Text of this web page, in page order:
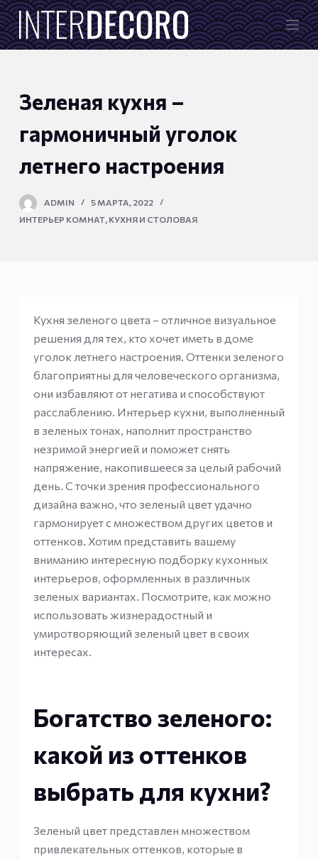
П
е
р
и
Зеленая кухня –
гармоничный уголок
летнего настроения
ADMIN
5 МАРТА, 2022
ИНТЕРЬЕР КОМНАТ, КУХНЯ И СТОЛОВАЯ
Кухня зеленого цвета – отличное визуальное
решения для тех, кто хочет иметь в доме
уголок летнего настроения. Оттенки зеленого
благоприятны для человеческого организма,
они избавляют от негатива и способствуют
расслаблению. Интерьер кухни, выполненный
в зеленых тонах, наполнит пространство
незримой энергией и поможет снять
напряжение, накопившееся за целый рабочий
день. С точки зрения профессионального
дизайна важно, что зеленый цвет удачно
гармонирует с множеством других цветов и
оттенков. Хотим представить вашему
вниманию интересную подборку кухонных
интерьеров, оформленных в различных
зеленых вариантах. Посмотрите, как можно
использовать жизнерадостный и
умиротворяющий зеленый цвет в своих
интересах.
Богатство зеленого:
какой из оттенков
выбрать для кухни?
Зеленый цвет представлен множеством
привлекательных оттенков, которые в